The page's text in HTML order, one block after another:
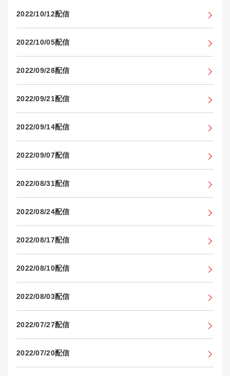
2022/10/12配信
2022/10/05配信
2022/09/28配信
2022/09/21配信
2022/09/14配信
2022/09/07配信
2022/08/31配信
2022/08/24配信
2022/08/17配信
2022/08/10配信
2022/08/03配信
2022/07/27配信
2022/07/20配信